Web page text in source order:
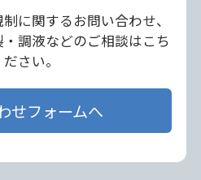
に関するお問い合わせ、
調液などのご相談はこち
さい。
せフォームへ